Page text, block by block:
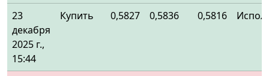
23
декабря
2025 г.,
15:44
Купить 0,5827 0,5836 0,5816